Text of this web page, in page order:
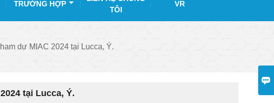

TRƯỜNG HỢP
TÔI
VR
dự MIAC 2024 tại Lucca, Ý.
tại Lucca, Ý.